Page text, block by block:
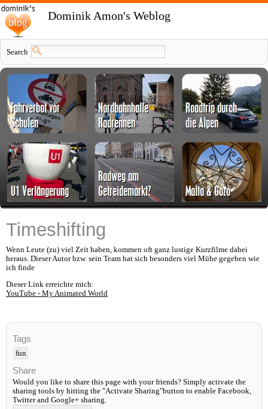
Dominik Amon's Weblog
Search
Timeshifting
Wenn Leute (zu) viel Zeit haben, kommen oft ganz lustige Kurzfilme dabei
heraus. Dieser Autor bzw. sein Team hat sich besonders viel Mühe gegeben wie
ich finde
Dieser Link erreichte mich:
YouTube - My Animated World
Tags
fun
Share
Would you like to share this page with your friends? Simply activate the
sharing tools by hitting the "Activate Sharing"button to enable Facebook,
Twitter and Google+ sharing.